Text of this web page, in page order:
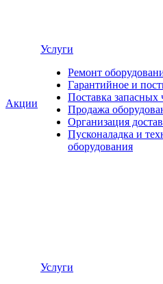
Акции
Услуги
Ремонт
Гарантийное и
Поставка запасных
Продажа
Организация
Пусконаладка и
оборудования
Услуги